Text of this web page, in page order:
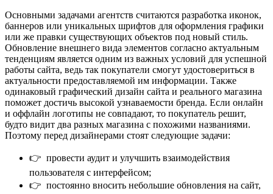
Основными задачами агентств считаются разработка иконок,
баннеров или уникальных шрифтов для оформления графики
или же правки существующих объектов под новый стиль.
Обновление внешнего вида элементов согласно актуальным
тенденциям является одним из важных условий для успешной
работы сайта, ведь так покупатели смогут удостовериться в
актуальности предоставляемой им информации. Также
одинаковый графический дизайн сайта и реального магазина
поможет достичь высокой узнаваемости бренда. Если онлайн
и оффлайн логотипы не совпадают, то покупатель решит,
будто видит два разных магазина с похожими названиями.
Поэтому перед дизайнерами стоят следующие задачи:
👉 провести аудит и улучшить взаимодействия
пользователя с интерфейсом;
👉 постоянно вносить небольшие обновления на сайт,